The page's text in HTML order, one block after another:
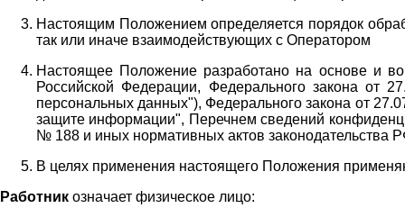
Настоящим Положением определяется порядок
так или иначе взаимодействующих с Оператором
Настоящее Положение разработано на основе и во
Российской Федерации, Федерального закона
персональных данных"), Федерального закона от
защите информации", Перечнем сведений
№ 188 и иных нормативных актов законодательства
В целях применения настоящего Положения
Работник означает физическое лицо: